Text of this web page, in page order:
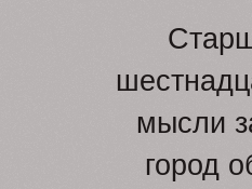
мысли
город